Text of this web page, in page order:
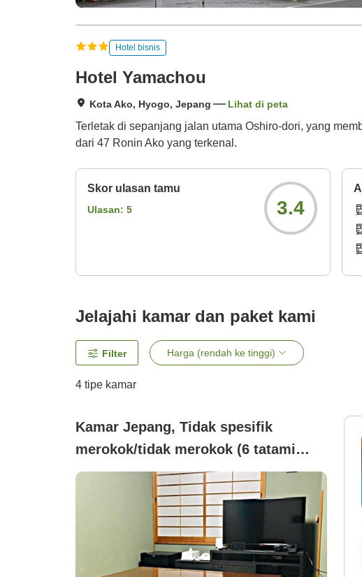
Hotel bisnis
Hotel Yamachou
Kota Ako, Hyogo, Jepang Lihat di peta
Terletak di sepanjang jalan utama Oshiro-dori, yang
dari 47 Ronin Ako yang terkenal.
Skor ulasan tamu
Ulasan: 5 3.4
Jelajahi kamar dan paket kami
Filter Harga (rendah ke tinggi)
4 tipe kamar
Kamar Jepang, Tidak spesifik
merokok/tidak merokok (6 tatami
(dengan toilet))